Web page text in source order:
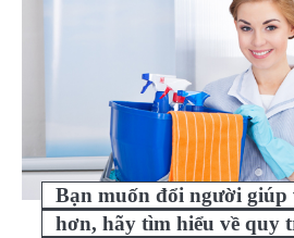
Bạn muốn đổi người giúp
hơn, hãy tìm hiểu về quy